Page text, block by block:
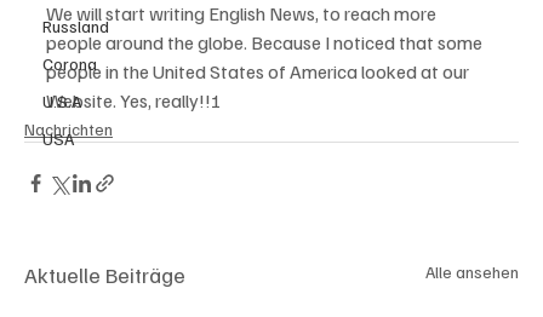
Russland
Corona
U.S.A
USA
We will start writing English News, to reach more
people around the globe. Because I noticed that some
people in the United States of America looked at our
Website. Yes, really!!!
Nachrichten
Aktuelle Beiträge Alle ansehen